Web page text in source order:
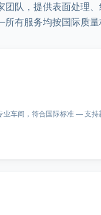
团队，提供表面处理
有服务均按国际质量
业车间，符合国际标准 — 支持